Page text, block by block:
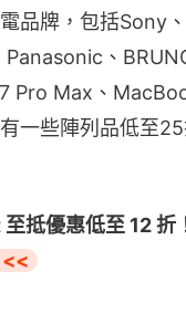
品牌，包括Sony
、
Pro Max、
一些陣列品低至
抵優惠低至 12 折